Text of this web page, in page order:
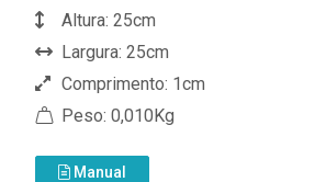
Altura: 25cm
Largura: 25cm
Comprimento: 1cm
Peso: 0,010Kg
Manual